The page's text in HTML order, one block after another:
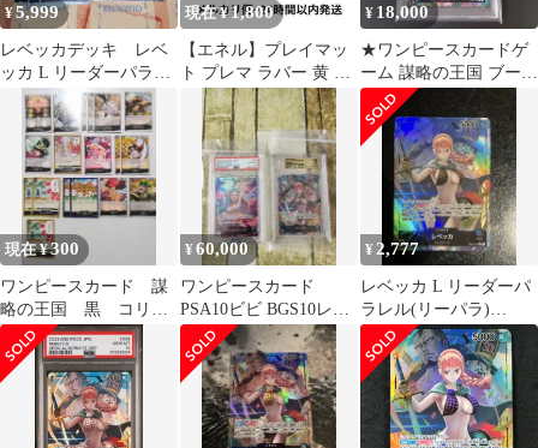
¥5,999
レベッカデッキ レベ
ッカ L リーダーパラレ
ル OP04-039
現在 ¥ 1,800
【エネル】プレイマッ
ト プレマ ラバー 黄 リ
ーパラ リーダー パラレ
ル デッキ
¥ 18,000
★ワンピースカードゲ
ーム 謀略の王国 ブース
ターパック OP04/039P1
パラレル)レベッカ L☆
PSA10
現在 ¥300
ワンピースカード 謀
略の王国 黒 コリー
ダコロシアム
¥60,000
ワンピースカード
PSA10ビビ BGS10レベ
ッカ
¥ 2,777
レベッカ L リーダーパ
ラレル(リーパラ)
OP04-039